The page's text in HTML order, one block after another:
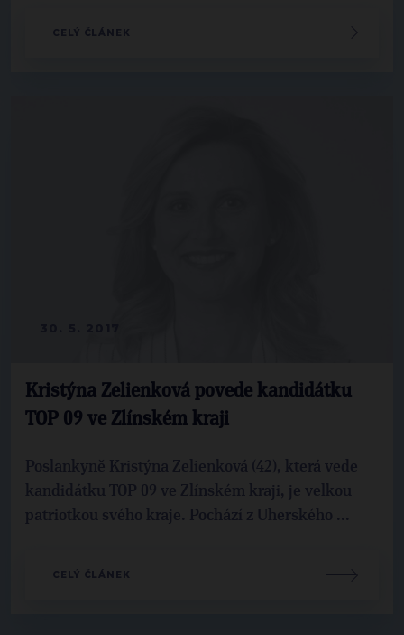
CELÝ ČLÁNEK
Kristýna Zelienková povede kandidátku
TOP 09 ve Zlínském kraji
Poslankyně Kristýna Zelienková (42), která vede
kandidátku TOP 09 ve Zlínském kraji, je velkou
patriotkou svého kraje. Pochází z Uherského ...
CELÝ ČLÁNEK